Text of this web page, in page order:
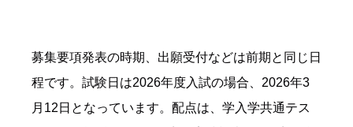
募集要項発表の時期、出願受付などは前期と同じ日
程です。試験日は2026年度入試の場合、2026年3
月12日となっています。配点は、学入学共通テス